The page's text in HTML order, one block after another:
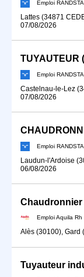
Emploi
Lattes (34871
07/08/2026
TUYAUTEUR
Emploi
Castelnau-le-Lez
07/08/2026
Emploi
Laudun-l'Ardoise
06/08/2026
Chaudronnier
Emploi Aquila Rh
Alès (30100), Gard
Tuyauteur